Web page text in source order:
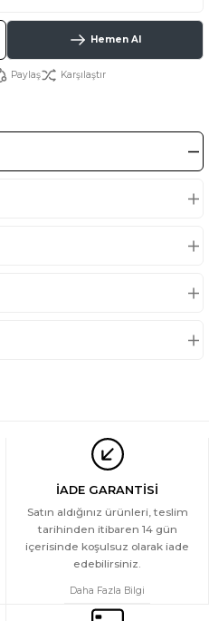
Hemen Al
Paylaş Karşılaştır
İADE GARANTİSİ
Satın aldığınız ürünleri, teslim
tarihinden itibaren 14 gün
içerisinde koşulsuz olarak iade
edebilirsiniz.
Daha Fazla Bilgi